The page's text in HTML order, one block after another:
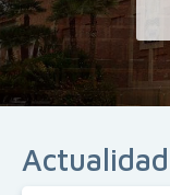
Actualidad